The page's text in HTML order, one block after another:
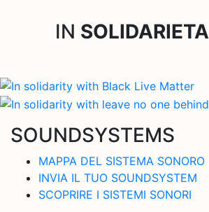
IN SOLIDARIETA
SOUNDSYSTEMS
MAPPA DEL SISTEMA SONORO
INVIA IL TUO SOUNDSYSTEM
SCOPRIRE I SISTEMI SONORI